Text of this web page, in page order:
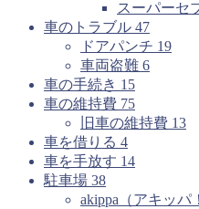
スーパーセ
車のトラブル 47
ドアパンチ 19
車両盗難 6
車の手続き 15
車の維持費 75
旧車の維持費 13
車を借りる 4
車を手放す 14
駐車場 38
akippa（アキッパ